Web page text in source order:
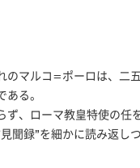
マルコ=ポーロは、二
る。
、ローマ教皇特使の任
聞録”を細かに読み返し